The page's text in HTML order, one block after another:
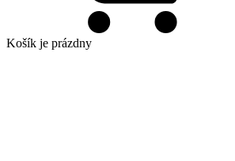
Košík je prázdny